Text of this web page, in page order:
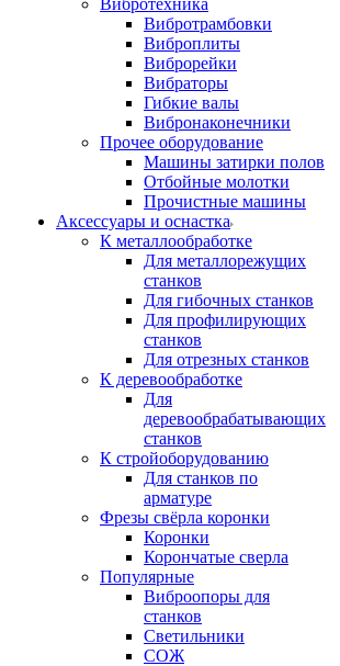
Вибротехника
Вибротрамбовки
Виброплиты
Виброрейки
Вибраторы
Гибкие валы
Вибронаконечники
Прочее оборудование
Машины затирки полов
Отбойные молотки
Прочистные машины
Аксeccyapы и оснастка
К металлообработке
Для металлорежущих
станков
Для гибочных станков
Для профилирующих
станков
Для отрезных станков
К деревообработке
Для
деревообрабатывающих
станков
К стройоборудованию
Для станков по
арматуре
Фрезы свёрла коронки
Коронки
Корончатые сверла
Популярные
Виброопоры для
станков
Светильники
СОЖ